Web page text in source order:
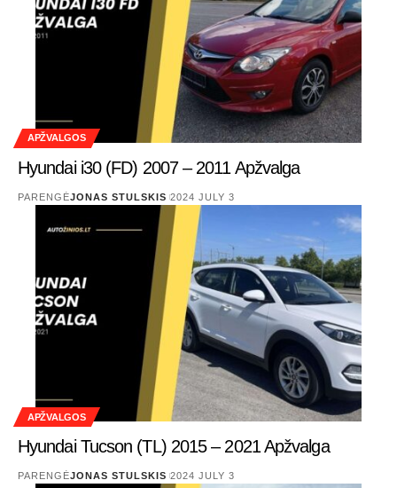
APŽVALGOS
Hyundai i30 (FD) 2007 – 2011 Apžvalga
PARENGĖJONAS STULSKIS 2024 JULY 3
APŽVALGOS
Hyundai Tucson (TL) 2015 – 2021 Apžvalga
PARENGĖJONAS STULSKIS 2024 JULY 3